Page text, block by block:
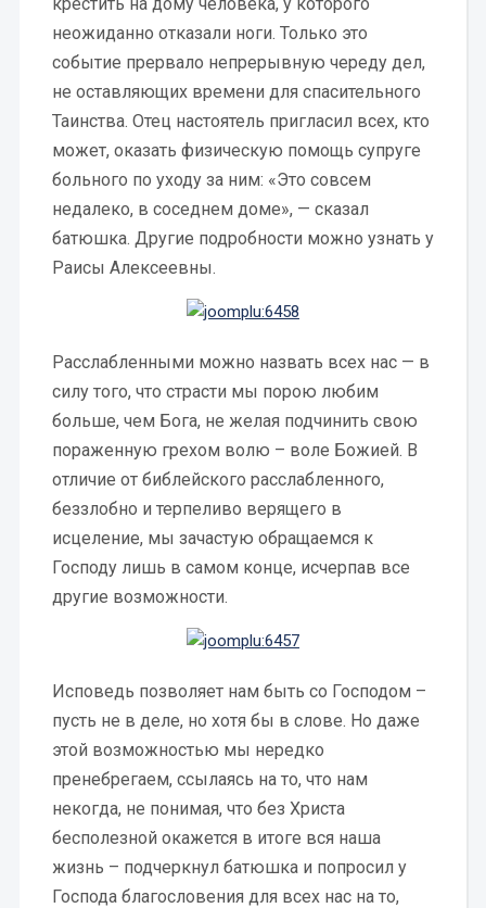
неожиданно отказали ноги. Только это
событие прервало непрерывную череду дел,
не оставляющих времени для спасительного
Таинства. Отец настоятель пригласил всех, кто
может, оказать физическую помощь супруге
больного по уходу за ним: «Это совсем
недалеко, в соседнем доме», — сказал
батюшка. Другие подробности можно узнать у
Раисы Алексеевны.
Расслабленными можно назвать всех нас — в
силу того, что страсти мы порою любим
больше, чем Бога, не желая подчинить свою
пораженную грехом волю – воле Божией. В
отличие от библейского расслабленного,
беззлобно и терпеливо верящего в
исцеление, мы зачастую обращаемся к
Господу лишь в самом конце, исчерпав все
другие возможности.
Исповедь позволяет нам быть со Господом –
пусть не в деле, но хотя бы в слове. Но даже
этой возможностью мы нередко
пренебрегаем, ссылаясь на то, что нам
некогда, не понимая, что без Христа
бесполезной окажется в итоге вся наша
жизнь – подчеркнул батюшка и попросил у
Господа благословения для всех нас на то,